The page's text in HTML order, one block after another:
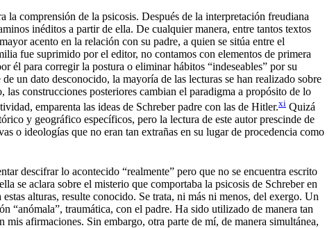
la comprensión de la psicosis. Después de la interpretación freudiana
inéditos a partir de ella. De cualquier manera, entre tantos textos
acento en la relación con su padre, a quien se sitúa entre el
fue suprimido por el editor, no contamos con elementos de primera
él para corregir la postura o eliminar hábitos “indeseables” por su
un dato desconocido, la mayoría de las lecturas se han realizado sobre
construcciones posteriores cambian el paradigma a propósito de lo
emparenta las ideas de Schreber padre con las de Hitler.xi Quizá
y geográfico específicos, pero la lectura de este autor prescinde de
o ideologías que no eran tan extrañas en su lugar de procedencia como
descifrar lo acontecido “realmente” pero que no se encuentra escrito
se aclara sobre el misterio que comportaba la psicosis de Schreber en
alturas, resulte conocido. Se trata, ni más ni menos, del exergo. Un
“anómala”, traumática, con el padre. Ha sido utilizado de manera tan
afirmaciones. Sin embargo, otra parte de mí, de manera simultánea,